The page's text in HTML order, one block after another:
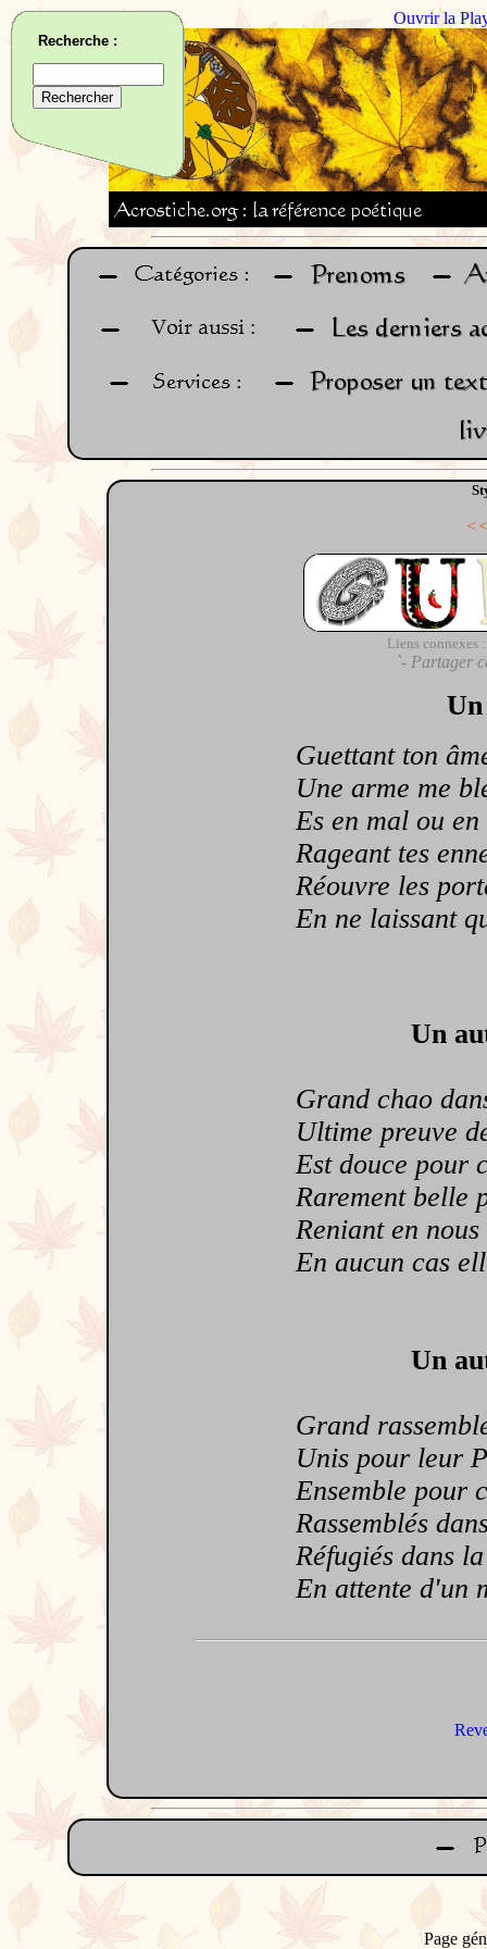
Ouvrir la
Liens connexes :
`- Partager
Guettant ton
Une arme me
Es en mal ou en
Rageant tes
Réouvre les
En ne laissant
Un
Grand chao
Ultime preuve
Est douce pour
Rarement belle
Reniant en nous
En aucun cas
Un
Grand
Unis pour leur
Ensemble pour
Rassemblés
Réfugiés dans
En attente d'un
Recherche :
Page